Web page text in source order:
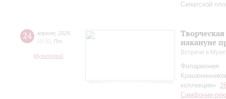
Сенатской
24 апреля 2026
18:30 Пт
Музиторий
накануне
Встречи в
коллекция»
Симфонии-